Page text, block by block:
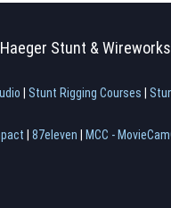
Stunt &
| Stunt Rigging Courses |
| 87eleven | MCC -